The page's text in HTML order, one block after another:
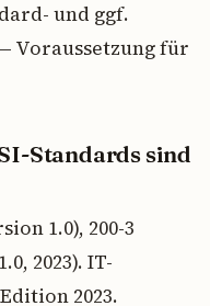
und ggf.
Voraussetzung für
Standards sind
1.0), 200-3
2023). IT-
2023.